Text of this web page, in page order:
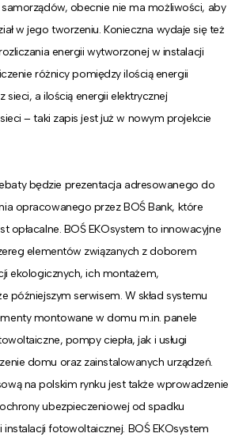
samorządów, obecnie nie ma możliwości, aby
w jego tworzeniu. Konieczna wydaje się też
energii wytworzonej w instalacji
różnicy pomiędzy ilością energii
sieci, a ilością energii elektrycznej
– taki zapis jest już w nowym projekcie
będzie prezentacja adresowanego do
opracowanego przez BOŚ Bank, które
opłacalne. BOŚ EKOsystem to innowacyjne
elementów związanych z doborem
ekologicznych, ich montażem,
późniejszym serwisem. W skład systemu
montowane w domu m.in. panele
pompy ciepła, jak i usługi
domu oraz zainstalowanych urządzeń.
na polskim rynku jest także wprowadzenie
ubezpieczeniowej od spadku
instalacji fotowoltaicznej. BOŚ EKOsystem